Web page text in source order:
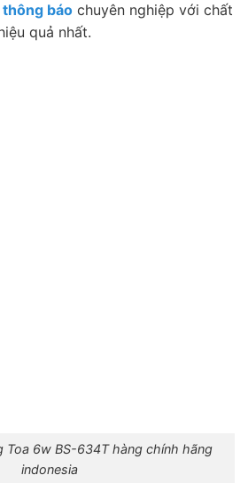
báo chuyên nghiệp với chất
quả nhất.
Toa 6w BS-634T hàng chính hãng
indonesia